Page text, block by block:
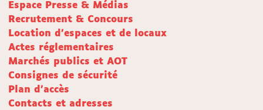
Espace Presse & Médias
Recrutement & Concours
Location d'espaces et de locaux
Actes réglementaires
Marchés publics et AOT
Consignes de sécurité
Plan d'accès
Contacts et adresses